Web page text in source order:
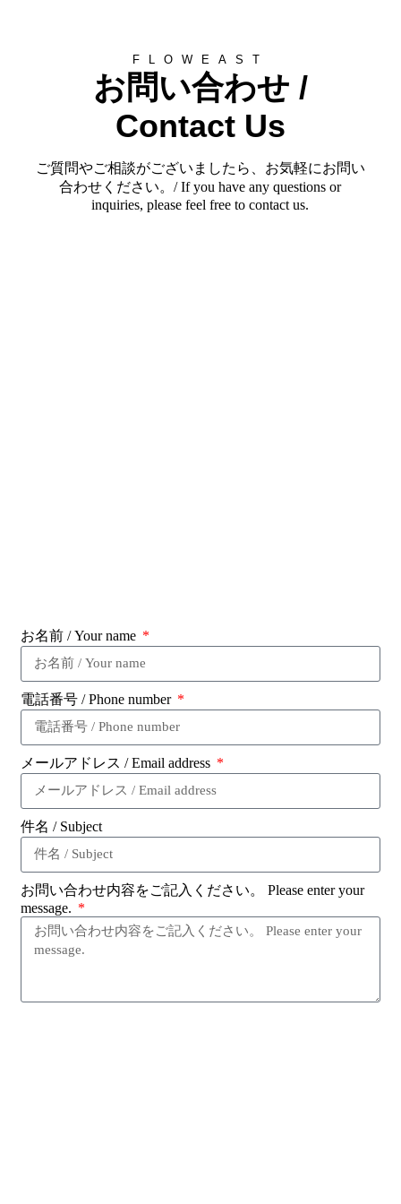
FLOWEAST
お問い合わせ /
Contact Us
ご質問やご相談がございましたら、お気軽にお問い
合わせください。/ If you have any questions or
inquiries, please feel free to contact us.
お名前 / Your name
電話番号 / Phone number
メールアドレス / Email address
件名 / Subject
お問い合わせ内容をご記入ください。 Please enter your
message.